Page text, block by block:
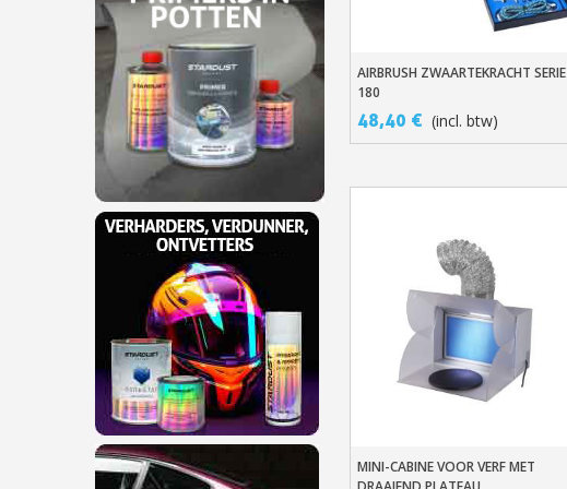
In Winkelwagen
AIRBRUSH ZWAARTEKRACHT SERIE
180
48,40 € (incl. btw)
In Winkelwagen
MINI-CABINE VOOR VERF MET